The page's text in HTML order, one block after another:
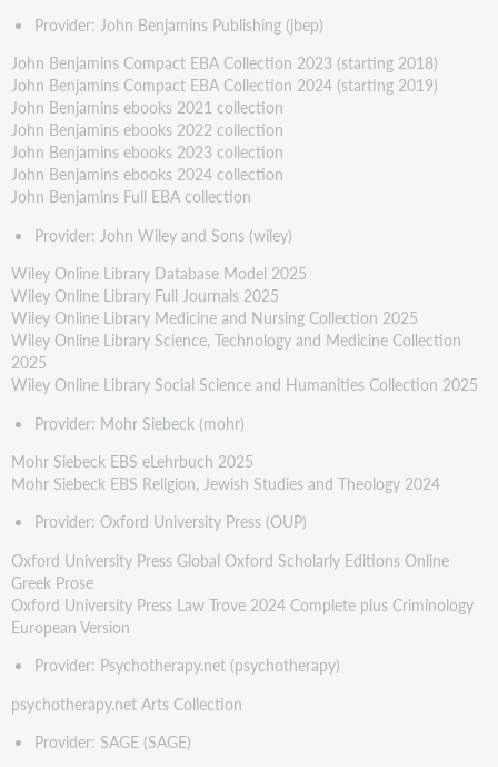
Provider: John Benjamins Publishing (jbep)
John Benjamins Compact EBA Collection 2023 (starting 2018)
John Benjamins Compact EBA Collection 2024 (starting 2019)
John Benjamins ebooks 2021 collection
John Benjamins ebooks 2022 collection
John Benjamins ebooks 2023 collection
John Benjamins ebooks 2024 collection
John Benjamins Full EBA collection
Provider: John Wiley and Sons (wiley)
Wiley Online Library Database Model 2025
Wiley Online Library Full Journals 2025
Wiley Online Library Medicine and Nursing Collection 2025
Wiley Online Library Science, Technology and Medicine Collection
2025
Wiley Online Library Social Science and Humanities Collection 2025
Provider: Mohr Siebeck (mohr)
Mohr Siebeck EBS eLehrbuch 2025
Mohr Siebeck EBS Religion, Jewish Studies and Theology 2024
Provider: Oxford University Press (OUP)
Oxford University Press Global Oxford Scholarly Editions Online
Greek Prose
Oxford University Press Law Trove 2024 Complete plus Criminology
European Version
Provider: Psychotherapy.net (psychotherapy)
psychotherapy.net Arts Collection
Provider: SAGE (SAGE)